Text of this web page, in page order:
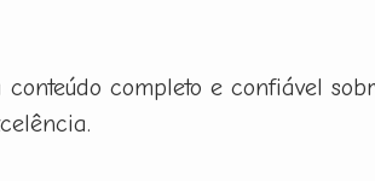
completo e confiável